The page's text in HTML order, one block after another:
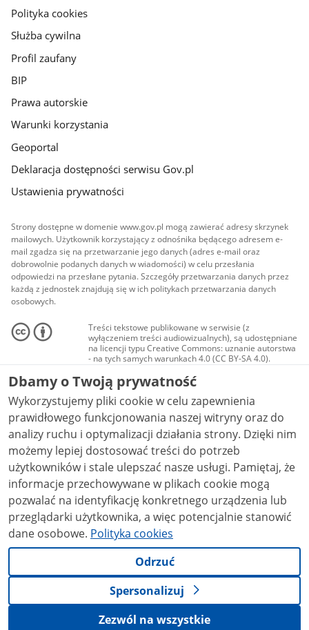
gov.pl
Polityka cookies
Służba cywilna
Profil zaufany
BIP
Prawa autorskie
Warunki korzystania
Geoportal
Deklaracja dostępności serwisu Gov.pl
Ustawienia prywatności
Strony dostępne w domenie www.gov.pl mogą zawierać adresy skrzynek
mailowych. Użytkownik korzystający z odnośnika będącego adresem e-
mail zgadza się na przetwarzanie jego danych (adres e-mail oraz
dobrowolnie podanych danych w wiadomości) w celu przesłania
odpowiedzi na przesłane pytania. Szczegóły przetwarzania danych przez
każdą z jednostek znajdują się w ich politykach przetwarzania danych
osobowych.
Treści tekstowe publikowane w serwisie (z
wyłączeniem treści audiowizualnych), są udostępniane
na licencji typu Creative Commons: uznanie autorstwa
- na tych samych warunkach 4.0 (CC BY-SA 4.0).
Materiały audiowizualne, w tym zdjęcia, materiały
audio i wideo, są udostępniane na licencji typu
Creative Commons: uznanie autorstwa użycie
niekomercyjne - bez utworów zależnych 4.0 (CC BY-
NC-ND 4.0), o ile nie jest to stwierdzone inaczej.
Dbamy o Twoją prywatność
Wykorzystujemy pliki cookie w celu zapewnienia
prawidłowego funkcjonowania naszej witryny oraz do
analizy ruchu i optymalizacji działania strony. Dzięki nim
możemy lepiej dostosować treści do potrzeb
użytkowników i stale ulepszać nasze usługi. Pamiętaj, że
informacje przechowywane w plikach cookie mogą
pozwalać na identyfikację konkretnego urządzenia lub
przeglądarki użytkownika, a więc potencjalnie stanowić
dane osobowe. Polityka cookies
Odrzuć
Spersonalizuj
Zezwól na wszystkie